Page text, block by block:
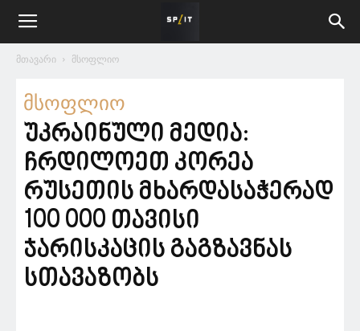
მთავარი მსოფლიო
მსოფლიო
უკრაინული მედია:
ჩრდილოეთ კორეა
რუსეთის მხარდასაჭერად
100 000 თავისი
ჯარისკაცის გაგზავნას
სთავაზობს